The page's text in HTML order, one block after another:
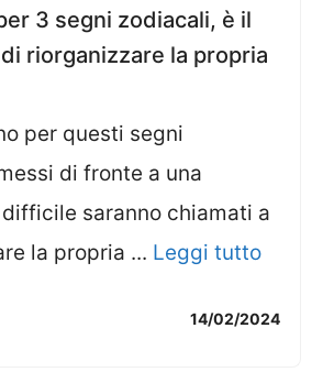
3 segni zodiacali, è il
riorganizzare la propria
per questi segni
di fronte a una
saranno chiamati a
la propria ... Leggi tutto
14/02/2024